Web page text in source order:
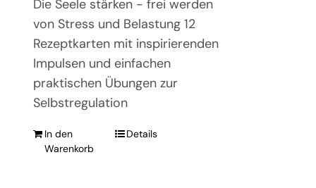
Die Seele stärken - frei werden
von Stress und Belastung 12
Rezeptkarten mit inspirierenden
Impulsen und einfachen
praktischen Übungen zur
Selbstregulation
In den
Warenkorb
Details